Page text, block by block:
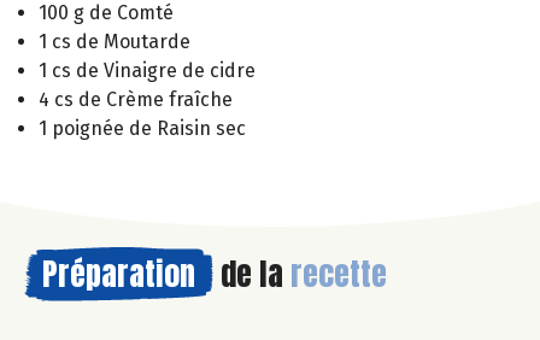
100 g de Comté
1 cs de Moutarde
1 cs de Vinaigre de cidre
4 cs de Crème fraîche
1 poignée de Raisin sec
Préparation de la recette